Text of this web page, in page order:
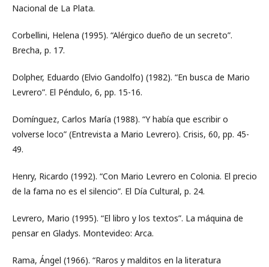
Nacional de La Plata.
Corbellini, Helena (1995). “Alérgico dueño de un secreto”.
Brecha, p. 17.
Dolpher, Eduardo (Elvio Gandolfo) (1982). “En busca de Mario
Levrero”. El Péndulo, 6, pp. 15-16.
Domínguez, Carlos María (1988). “Y había que escribir o
volverse loco” (Entrevista a Mario Levrero). Crisis, 60, pp. 45-
49.
Henry, Ricardo (1992). “Con Mario Levrero en Colonia. El precio
de la fama no es el silencio”. El Día Cultural, p. 24.
Levrero, Mario (1995). “El libro y los textos”. La máquina de
pensar en Gladys. Montevideo: Arca.
Rama, Ángel (1966). “Raros y malditos en la literatura